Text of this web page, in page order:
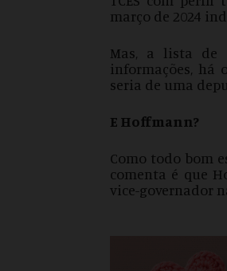
março de 2024
Mas, a lista de
informações, há
seria de uma
E Hoffmann?
Como todo bom
comenta é que
vice-governador